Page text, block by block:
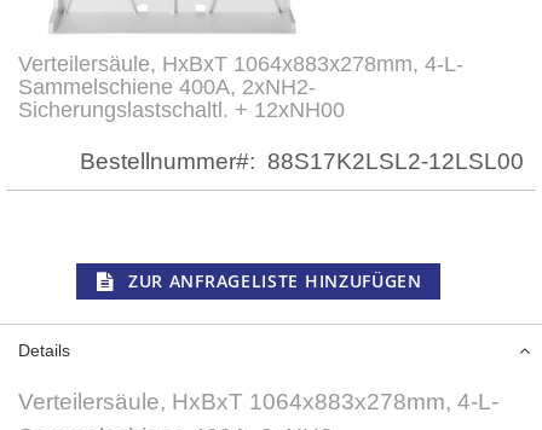
Verteilersäule, HxBxT 1064x883x278mm, 4-L-
Sammelschiene 400A, 2xNH2-
Sicherungslastschaltl. + 12xNH00
Bestellnummer 88S17K2LSL2-12LSL00
ZUR ANFRAGELISTE HINZUFÜGEN
Zum
Anfang
Bildergalerie
springen
Details
Verteilersäule, HxBxT 1064x883x278mm, 4-L-